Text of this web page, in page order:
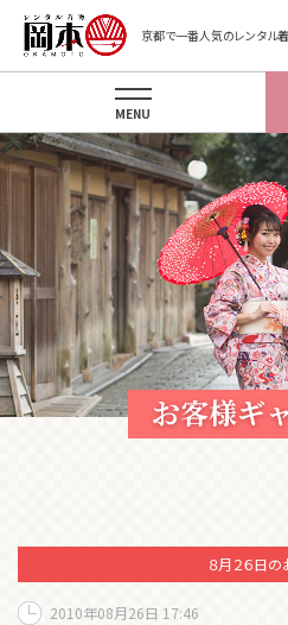
京都で一番人気のレンタル
MENU
お客様ギ
８月２６日
2010年08月26日 17:46